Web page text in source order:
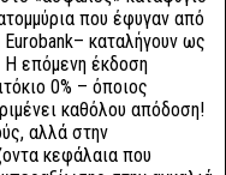
που έφυγαν από
Eurobank– καταλήγουν ως
Η επόμενη έκδοση
0% – όποιος
καθόλου απόδοση!
αλλά στην
κεφάλαια που